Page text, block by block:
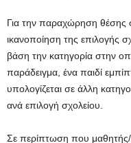
Για την παραχώρηση θέσης
ικανοποίηση της επιλογής
βάση την κατηγορία στην
παράδειγμα, ένα παιδί
υπολογίζεται σε άλλη
ανά επιλογή σχολείου.
Σε περίπτωση που μαθητής/